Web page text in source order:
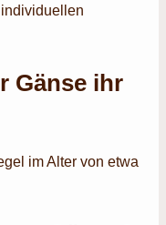
Gänse ihr
im Alter von etwa